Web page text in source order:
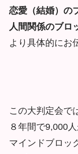
恋愛（結婚）の
人間関係のブロ
より具体的にお
この大判定会で
８年間で9,000
マインドブロッ